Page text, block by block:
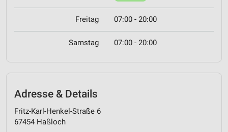
Freitag 07:00 - 20:00
Samstag 07:00 - 20:00
Adresse & Details
Fritz-Karl-Henkel-Straße 6
67454 Haßloch